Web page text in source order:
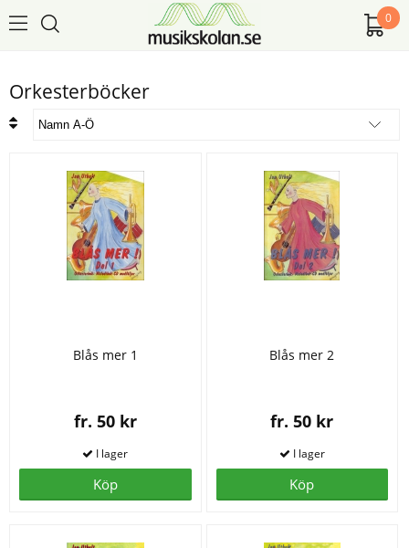
0
Orkesterböcker
Blås mer 1
fr. 50 kr
Köp
Blås mer 2
fr. 50 kr
Köp